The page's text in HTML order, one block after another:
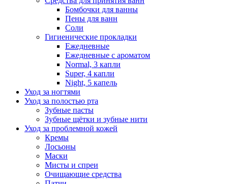
Бомбочки для ванны
Пены для ванн
Соли
Гигиенические прокладки
Ежедневные
Ежедневные с ароматом
Normal, 3 капли
Super, 4 капли
Night, 5 капель
Уход за ногтями
Уход за полостью рта
Зубные пасты
Зубные щётки и зубные нити
Уход за проблемной кожей
Кремы
Лосьоны
Маски
Мисты и спреи
Очищающие средства